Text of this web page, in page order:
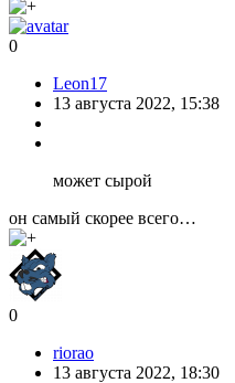
0
Leon17
13 августа 2022, 15:38
может сырой
он самый скорее всего…
0
riorao
13 августа 2022, 18:30